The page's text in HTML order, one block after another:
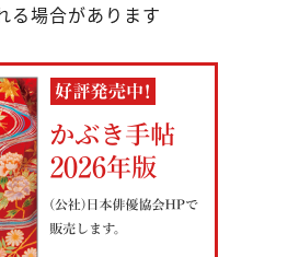
る場合があります